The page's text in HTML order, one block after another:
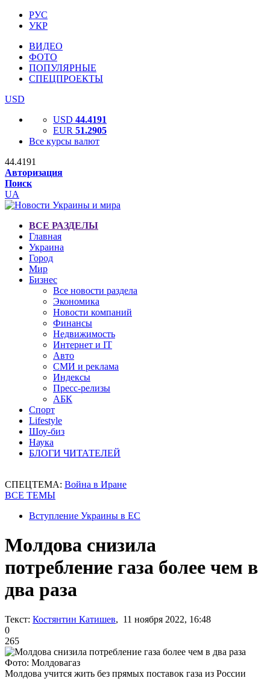
РУС
УКР
ВИДЕО
ФОТО
ПОПУЛЯРНЫЕ
СПЕЦПРОЕКТЫ
USD
USD 44.4191
EUR 51.2905
Все курсы валют
44.4191
Авторизация
Поиск
UA
ВСЕ РАЗДЕЛЫ
Главная
Украина
Город
Мир
Бизнес
Все новости раздела
Экономика
Новости компаний
Финансы
Недвижимость
Интернет и IT
Авто
СМИ и реклама
Индексы
Пресс-релизы
АБК
Спорт
Lifestyle
Шоу-биз
Наука
БЛОГИ ЧИТАТЕЛЕЙ
СПЕЦТЕМА: Война в Иране
ВСЕ ТЕМЫ
Вступление Украины в ЕС
Молдова снизила
потребление газа более чем в
два раза
Текст: Костянтин Катишев, 11 ноября 2022, 16:48
0
265
Фото: Молдовагаз
Молдова учится жить без прямых поставок газа из России